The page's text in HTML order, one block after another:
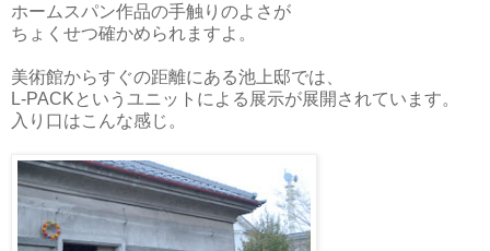
ホームスパン作品の手触りのよさが
ちょくせつ確かめられますよ。
美術館からすぐの距離にある池上邸では、
L-PACKというユニットによる展示が展開されています。
入り口はこんな感じ。